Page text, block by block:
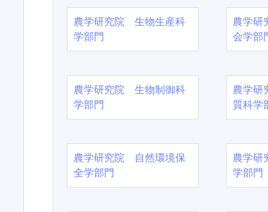
農学研究院 生物生産科
学部門
農学
会学部
農学研究院 生物制御科
学部門
農学
質科学
農学研究院 自然環境保
全学部門
農学
学部門